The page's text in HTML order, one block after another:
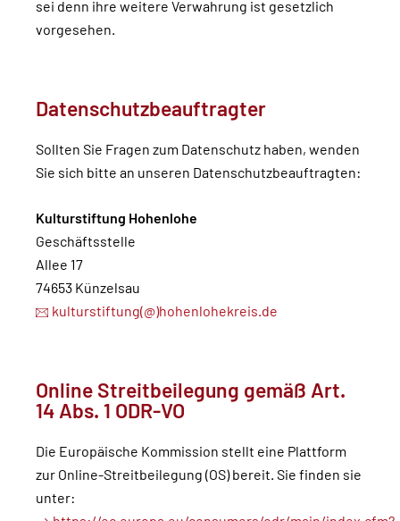
sei denn ihre weitere Verwahrung ist gesetzlich
vorgesehen.
Datenschutzbeauftragter
Sollten Sie Fragen zum Datenschutz haben, wenden
Sie sich bitte an unseren Datenschutzbeauftragten:
Kulturstiftung Hohenlohe
Geschäftsstelle
Allee 17
74653 Künzelsau
kulturstiftung(@)hohenlohekreis.de
Online Streitbeilegung gemäß Art.
14 Abs. 1 ODR-VO
Die Europäische Kommission stellt eine Plattform
zur Online-Streitbeilegung (OS) bereit. Sie finden sie
unter: